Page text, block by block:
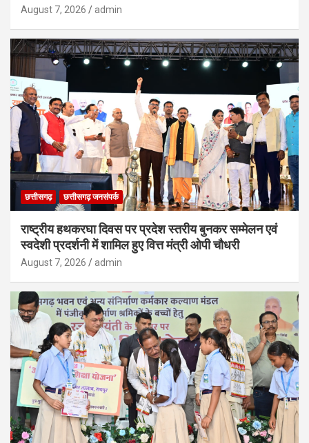
August 7, 2026 admin
छत्तीसगढ़ छत्तीसगढ़ जनसंपर्क
राष्ट्रीय हथकरघा दिवस पर प्रदेश स्तरीय बुनकर सम्मेलन एवं
स्वदेशी प्रदर्शनी में शामिल हुए वित्त मंत्री ओपी चौधरी
August 7, 2026 admin